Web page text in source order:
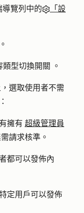
覽列中的
「設
類型切換開關 。
選取使用者不需
擁有 超級管理員
請求核準。
都可以發佈內
定用戶可以發佈